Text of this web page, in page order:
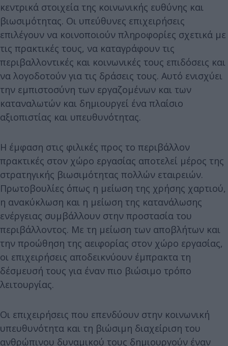
κεντρικά στοιχεία της κοινωνικής ευθύνης και
βιωσιμότητας. Οι υπεύθυνες επιχειρήσεις
επιλέγουν να κοινοποιούν πληροφορίες σχετικά με
τις πρακτικές τους, να καταγράφουν τις
περιβαλλοντικές και κοινωνικές τους επιδόσεις και
να λογοδοτούν για τις δράσεις τους. Αυτό ενισχύει
την εμπιστοσύνη των εργαζομένων και των
καταναλωτών και δημιουργεί ένα πλαίσιο
αξιοπιστίας και υπευθυνότητας.
Η έμφαση στις φιλικές προς το περιβάλλον
πρακτικές στον χώρο εργασίας αποτελεί μέρος της
στρατηγικής βιωσιμότητας πολλών εταιρειών.
Πρωτοβουλίες όπως η μείωση της χρήσης χαρτιού,
η ανακύκλωση και η μείωση της κατανάλωσης
ενέργειας συμβάλλουν στην προστασία του
περιβάλλοντος. Με τη μείωση των αποβλήτων και
την προώθηση της αειφορίας στον χώρο εργασίας,
οι επιχειρήσεις αποδεικνύουν έμπρακτα τη
δέσμευσή τους για έναν πιο βιώσιμο τρόπο
λειτουργίας.
Οι επιχειρήσεις που επενδύουν στην κοινωνική
υπευθυνότητα και τη βιώσιμη διαχείριση του
ανθρώπινου δυναμικού τους δημιουργούν έναν